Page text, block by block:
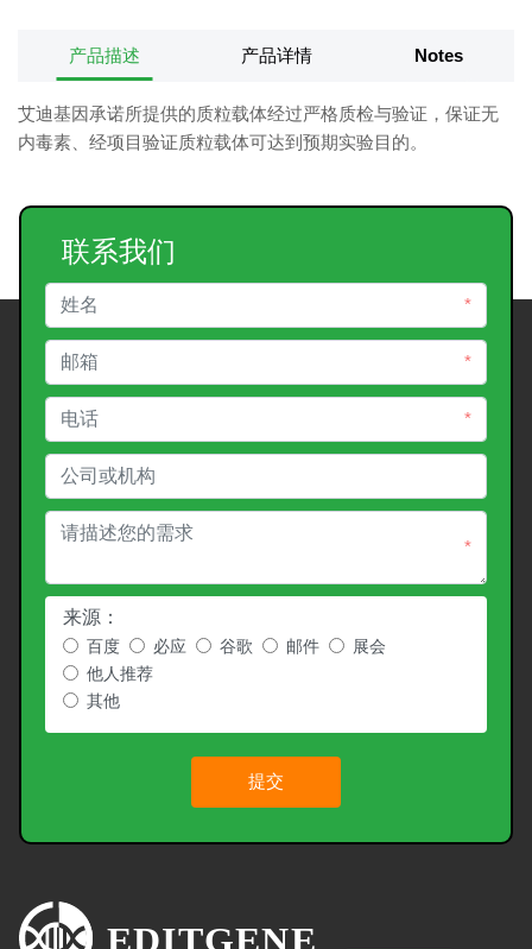
产品描述 产品详情 Notes
艾迪基因承诺所提供的质粒载体经过严格质检与验证，保证无
内毒素、经项目验证质粒载体可达到预期实验目的。
联系我们
*
*
*
*
来源：
百度 必应 谷歌 邮件
展会
他人推荐
其他
提交